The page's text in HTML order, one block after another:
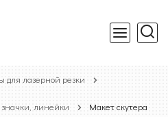
для лазерной резки
линейки
Макет скутера